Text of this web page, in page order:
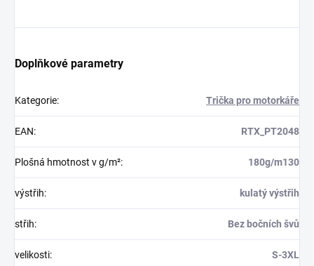
Doplňkové parametry
Kategorie: Trička pro motorkáře
EAN: RTX_PT2048
Plošná hmotnost v g/m²: 180g/m130
výstřih: kulatý výstřih
střih: Bez bočních švů
velikosti: S-3XL